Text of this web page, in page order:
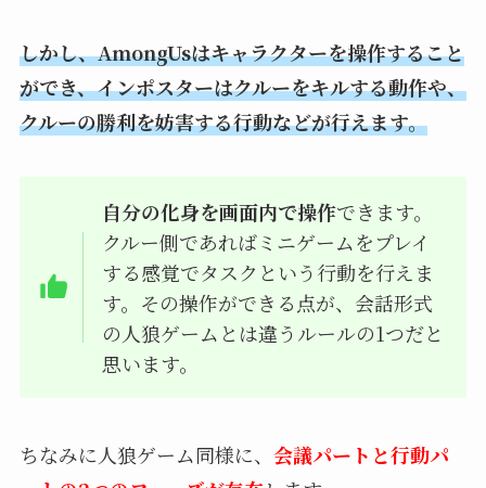
しかし、AmongUsはキャラクターを操作すること
ができ、インポスターはクルーをキルする動作や、
クルーの勝利を妨害する行動などが行えます。
自分の化身を画面内で操作できます。
クルー側であればミニゲームをプレイ
する感覚でタスクという行動を行えま
す。その操作ができる点が、会話形式
の人狼ゲームとは違うルールの1つだと
思います。
ちなみに人狼ゲーム同様に、 会議パートと行動パ